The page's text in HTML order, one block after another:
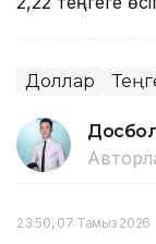
Доллар
23:50, 07 Тамыз 2026